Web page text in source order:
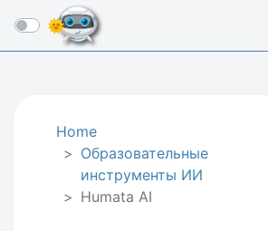
☰
Home
Образовательные
инструменты ИИ
Humata AI